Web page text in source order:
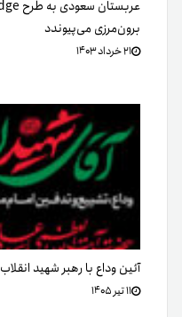
برون‌مرزی می‌پیوندد
۲۱ خرداد ۱۴۰۳
آئین وداع با رهبر شهید انقلاب
۱۱ تیر ۱۴۰۵